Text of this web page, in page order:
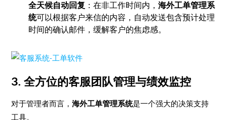
全天候自动回复 ：在非工作时间内，海外工单管理系
统可以根据客户来信的内容，自动发送包含预计处理
时间的确认邮件，缓解客户的焦虑感。
3. 全方位的客服团队管理与绩效监控
对于管理者而言，海外工单管理系统是一个强大的决策支持
工具。